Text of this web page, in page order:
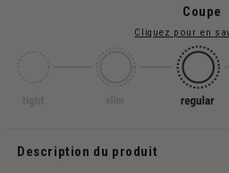
Coupe
Cliquez pour en
Description du produit